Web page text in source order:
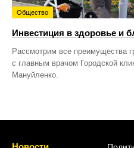
Общество
Инвестиция в здоровье и
Рассмотрим все преимущества
с главным врачом Городской
Мануйленко.